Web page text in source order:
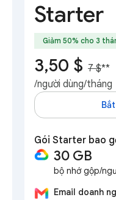
Starter
Giảm 50% cho 3
3,50 $ 7 $**
/người dùng/tháng
Gói Starter bao
30 GB
bộ nhớ gộp/
Email doanh